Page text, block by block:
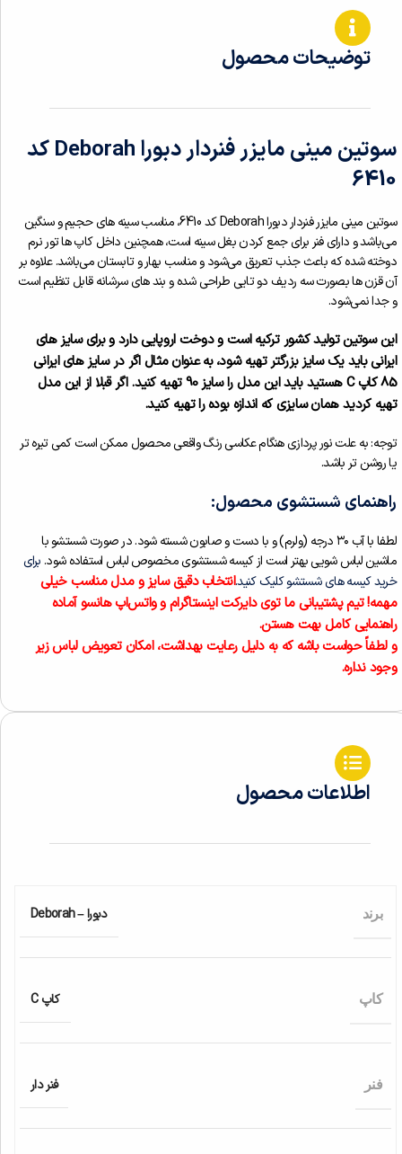
توضیحات محصول
سوتین مینی مایزر فنردار دبورا Deborah کد
6410
سوتین مینی مایزر فنردار دبورا Deborah کد 6410، مناسب سینه های حجیم و سنگین
می‌باشد و دارای فنر برای جمع کردن بغل سینه است، همچنین داخل کاپ ها تور نرم
دوخته شده که باعث جذب تعریق می‌شود و مناسب بهار و تابستان می‌باشد. علاوه بر
آن قزن ها بصورت سه ردیف دو تایی طراحی شده و بند های سرشانه قابل تنظیم است
و جدا نمی‌شود.
این سوتین تولید کشور ترکیه است و دوخت اروپایی دارد و برای سایز های
ایرانی باید یک سایز بزرگتر تهیه شود، به عنوان مثال اگر در سایز های ایرانی
85 کاپ C هستید باید این مدل را سایز 90 تهیه کنید. اگر قبلا از این مدل
تهیه کردید همان سایزی که اندازه بوده را تهیه کنید.
توجه: به علت نور پردازی هنگام عکاسی رنگ واقعی محصول ممکن است کمی تیره تر
یا روشن تر باشد.
راهنمای شستشوی محصول:
لطفا با آب ۳۰ درجه (ولرم) و با دست و صابون شسته شود. در صورت شستشو با
ماشین لباس شویی بهتر است از کیسه شستشوی مخصوص لباس استفاده شود.برای
خرید کیسه های شستشو کلیک کنید.انتخاب دقیق سایز و مدل مناسب خیلی
مهمه! تیم پشتیبانی ما توی دایرکت اینستاگرام و واتس‌اپ هانسو آماده‌
راهنمایی کامل بهت هستن.
و لطفاً حواست باشه که به دلیل رعایت بهداشت، امکان تعویض لباس زیر
وجود نداره.
اطلاعات محصول
برند دبورا – Deborah
کاپ کاپ C
فنر فنر دار